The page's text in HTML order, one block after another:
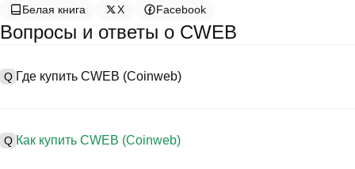
Белая книга
X Facebook
Вопросы и ответы о CWEB
Q Где купить CWEB (Coinweb)
предоставляют удобные интерфейсы, высокую ликвидность и
Например, Poloniex поддерживает торговлю разнообразными
Q Как купить CWEB (Coinweb)